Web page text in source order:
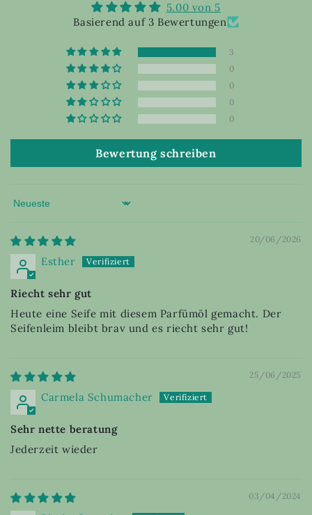
5.00 von 5
Basierend auf 3 Bewertungen
3
0
0
0
0
Bewertung schreiben
Sort by
20/06/2026
Esther
Riecht sehr gut
Heute eine Seife mit diesem Parfümöl gemacht. Der
Seifenleim bleibt brav und es riecht sehr gut!
25/06/2025
Carmela Schumacher
Sehr nette beratung
Jederzeit wieder
03/04/2024